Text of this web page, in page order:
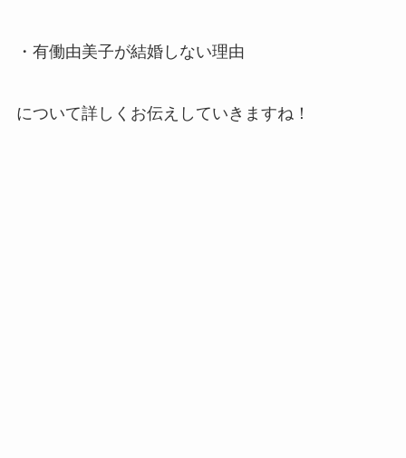
・有働由美子が結婚しない理由
について詳しくお伝えしていきますね！